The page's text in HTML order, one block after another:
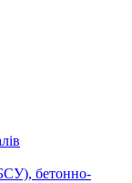
бетонно-